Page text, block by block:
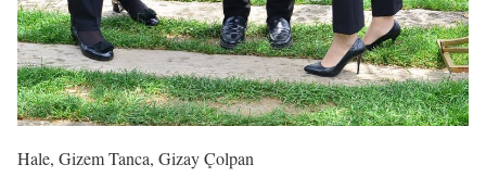
Hale, Gizem Tanca, Gizay Çolpan